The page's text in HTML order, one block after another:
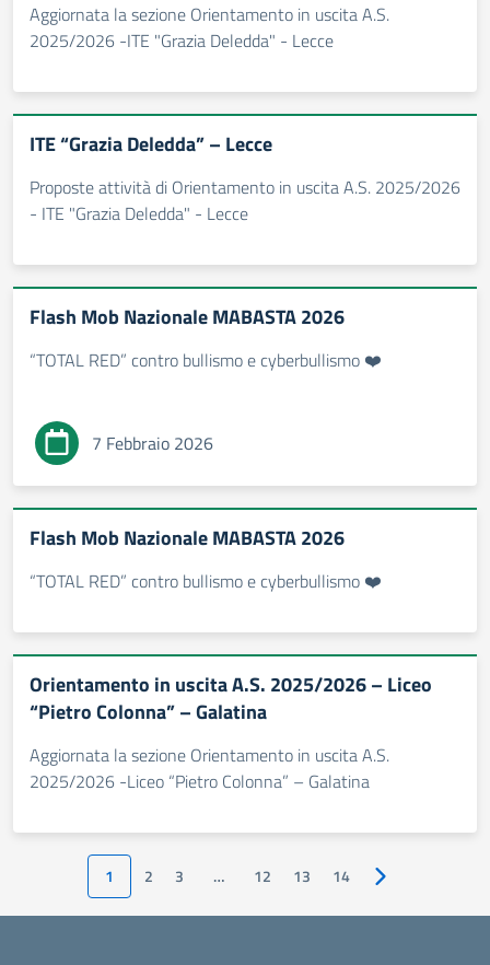
Aggiornata la sezione Orientamento in uscita A.S.
2025/2026 -ITE "Grazia Deledda" - Lecce
ITE “Grazia Deledda” – Lecce
Proposte attività di Orientamento in uscita A.S. 2025/2026
- ITE "Grazia Deledda" - Lecce
Flash Mob Nazionale MABASTA 2026
“TOTAL RED” contro bullismo e cyberbullismo ❤️
7 Febbraio 2026
Flash Mob Nazionale MABASTA 2026
“TOTAL RED” contro bullismo e cyberbullismo ❤️
Orientamento in uscita A.S. 2025/2026 – Liceo
“Pietro Colonna” – Galatina
Aggiornata la sezione Orientamento in uscita A.S.
2025/2026 -Liceo “Pietro Colonna” – Galatina
1 2 3 … 12 13 14 Pagina